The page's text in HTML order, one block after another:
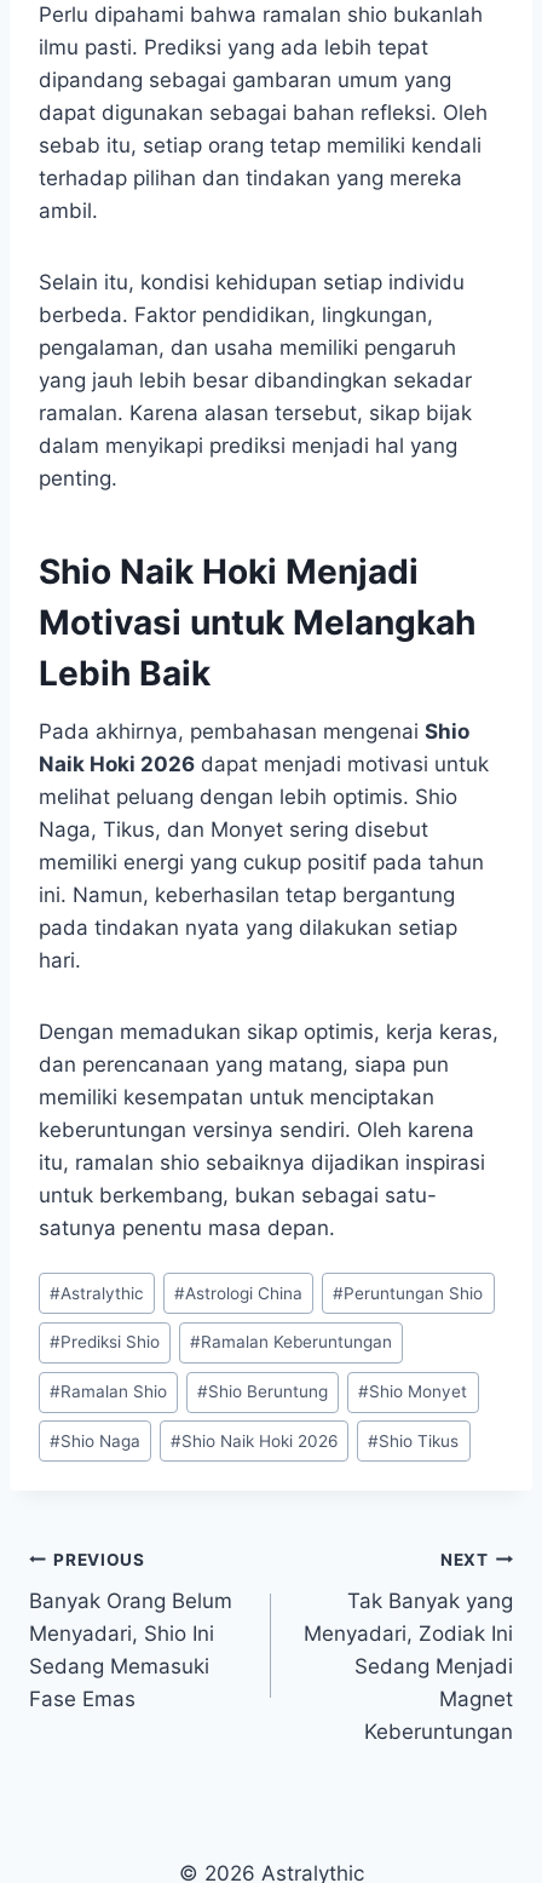
Perlu dipahami bahwa ramalan shio bukanlah
ilmu pasti. Prediksi yang ada lebih tepat
dipandang sebagai gambaran umum yang
dapat digunakan sebagai bahan refleksi. Oleh
sebab itu, setiap orang tetap memiliki kendali
terhadap pilihan dan tindakan yang mereka
ambil.
Selain itu, kondisi kehidupan setiap individu
berbeda. Faktor pendidikan, lingkungan,
pengalaman, dan usaha memiliki pengaruh
yang jauh lebih besar dibandingkan sekadar
ramalan. Karena alasan tersebut, sikap bijak
dalam menyikapi prediksi menjadi hal yang
penting.
Shio Naik Hoki Menjadi
Motivasi untuk Melangkah
Lebih Baik
Pada akhirnya, pembahasan mengenai Shio
Naik Hoki 2026 dapat menjadi motivasi untuk
melihat peluang dengan lebih optimis. Shio
Naga, Tikus, dan Monyet sering disebut
memiliki energi yang cukup positif pada tahun
ini. Namun, keberhasilan tetap bergantung
pada tindakan nyata yang dilakukan setiap
hari.
Dengan memadukan sikap optimis, kerja keras,
dan perencanaan yang matang, siapa pun
memiliki kesempatan untuk menciptakan
keberuntungan versinya sendiri. Oleh karena
itu, ramalan shio sebaiknya dijadikan inspirasi
untuk berkembang, bukan sebagai satu-
satunya penentu masa depan.
Post
Tags:
#Astralythic #Astrologi China #Peruntungan Shio
#Prediksi Shio #Ramalan Keberuntungan
#Ramalan Shio #Shio Beruntung #Shio Monyet
#Shio Naga #Shio Naik Hoki 2026 #Shio Tikus
Post
navigation
PREVIOUS
Banyak Orang Belum
Menyadari, Shio Ini
Sedang Memasuki
Fase Emas
NEXT
Tak Banyak yang
Menyadari, Zodiak Ini
Sedang Menjadi
Magnet
Keberuntungan
© 2026 Astralythic